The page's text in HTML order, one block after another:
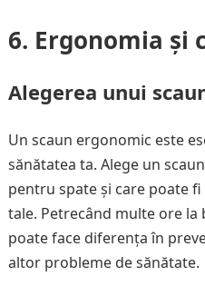
6. Ergonomia și
Alegerea unui
Un scaun ergonomic este
sănătatea ta. Alege un
pentru spate și care poate
tale. Petrecând multe ore
poate face diferența în
altor probleme de sănătate.